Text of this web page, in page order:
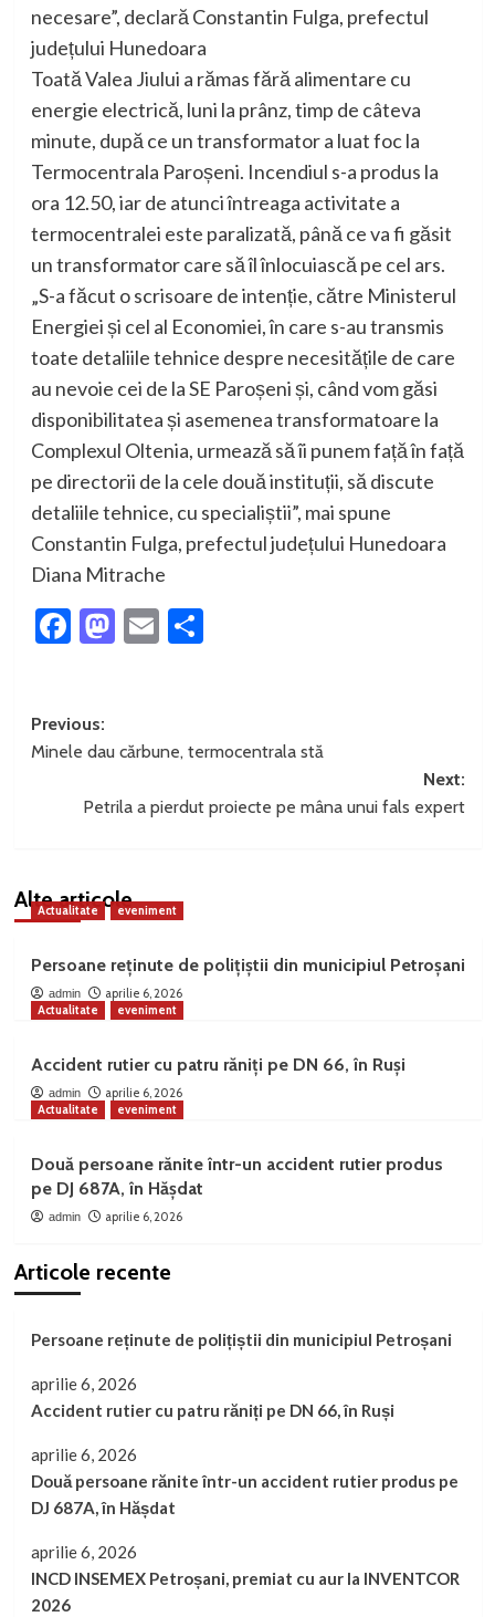
necesare”, declară Constantin Fulga, prefectul
județului Hunedoara
Toată Valea Jiului a rămas fără alimentare cu
energie electrică, luni la prânz, timp de câteva
minute, după ce un transformator a luat foc la
Termocentrala Paroșeni. Incendiul s-a produs la
ora 12.50, iar de atunci întreaga activitate a
termocentralei este paralizată, până ce va fi găsit
un transformator care să îl înlocuiască pe cel ars.
„S-a făcut o scrisoare de intenție, către Ministerul
Energiei și cel al Economiei, în care s-au transmis
toate detaliile tehnice despre necesitățile de care
au nevoie cei de la SE Paroșeni și, când vom găsi
disponibilitatea și asemenea transformatoare la
Complexul Oltenia, urmează să îi punem față în față
pe directorii de la cele două instituții, să discute
detaliile tehnice, cu specialiștii”, mai spune
Constantin Fulga, prefectul județului Hunedoara
Diana Mitrache
Facebook
Mastodon
EmailPartajează
Post
navigation
Previous:
Minele dau cărbune, termocentrala stă
Next:
Petrila a pierdut proiecte pe mâna unui fals expert
Alte articole
Actualitate eveniment
Persoane reținute de polițiștii din municipiul Petroșani
admin
aprilie 6, 2026
Actualitate
eveniment
Accident rutier cu patru răniți pe DN 66, în Ruși
admin
aprilie 6, 2026
Actualitate
eveniment
Două persoane rănite într-un accident rutier produs
pe DJ 687A, în Hășdat
admin aprilie 6, 2026
Articole recente
Persoane reținute de polițiștii din municipiul Petroșani
aprilie 6, 2026
Accident rutier cu patru răniți pe DN 66, în Ruși
aprilie 6, 2026
Două persoane rănite într-un accident rutier produs pe
DJ 687A, în Hășdat
aprilie 6, 2026
INCD INSEMEX Petroșani, premiat cu aur la INVENTCOR
2026